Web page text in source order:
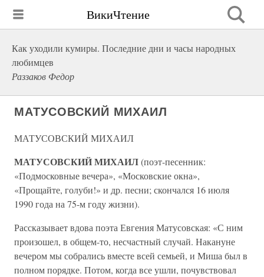
ВикиЧтение
Как уходили кумиры. Последние дни и часы народных
любимцев
Раззаков Федор
МАТУСОВСКИЙ МИХАИЛ
МАТУСОВСКИЙ МИХАИЛ
МАТУСОВСКИЙ МИХАИЛ(поэт-песенник:
«Подмосковные вечера», «Московские окна»,
«Прощайте, голуби!» и др. песни; скончался 16 июля
1990 года на 75-м году жизни).
Рассказывает вдова поэта Евгения Матусовская: «С ним
произошел, в общем-то, несчастный случай. Накануне
вечером мы собрались вместе всей семьей, и Миша был в
полном порядке. Потом, когда все ушли, почувствовал